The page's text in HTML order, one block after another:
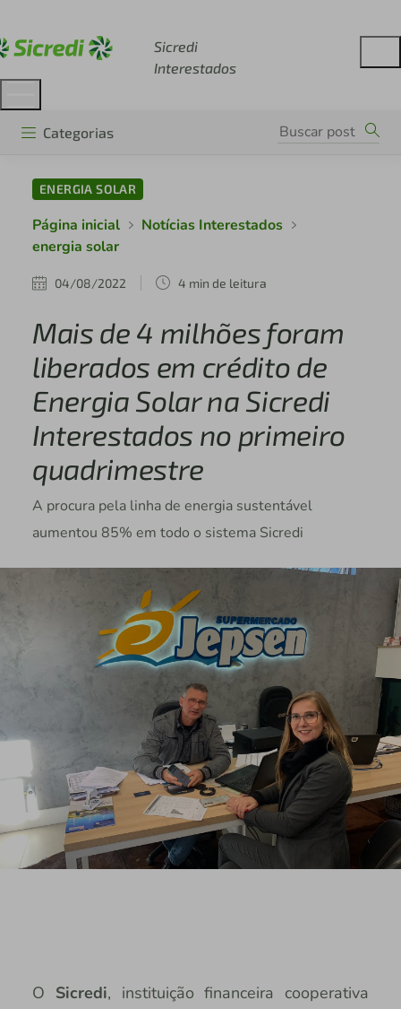
Sicredi
Interestados
Categorias
ENERGIA SOLAR
Página inicial
Notícias Interestados
energia solar
04/08/2022 4 min de leitura
Mais de 4 milhões foram
liberados em crédito de
Energia Solar na Sicredi
Interestados no primeiro
quadrimestre
A procura pela linha de energia sustentável
aumentou 85% em todo o sistema Sicredi
O Sicredi, instituição financeira cooperativa